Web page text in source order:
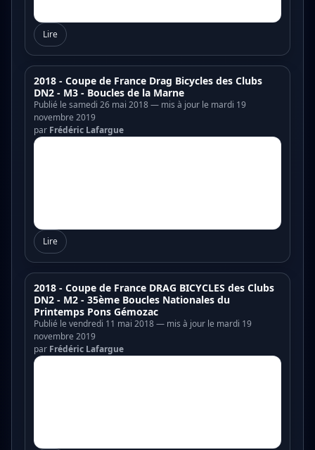
Lire
2018 - Coupe de France Drag Bicycles des Clubs
DN2 - M3 - Boucles de la Marne
Publié le samedi 26 mai 2018 — mis à jour le mardi 19
novembre 2019
par Frédéric Lafargue
Lire
2018 - Coupe de France DRAG BICYCLES des Clubs
DN2 - M2 - 35ème Boucles Nationales du
Printemps Pons Gémozac
Publié le vendredi 11 mai 2018 — mis à jour le mardi 19
novembre 2019
par Frédéric Lafargue